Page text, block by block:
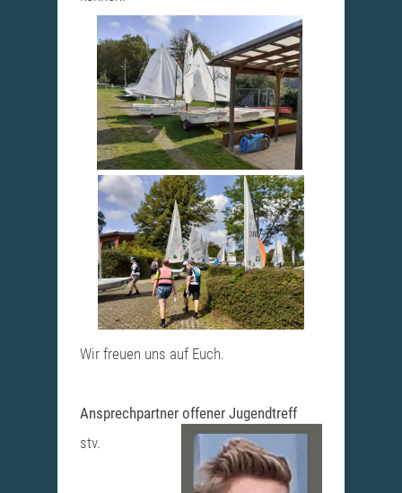
Wir freuen uns auf Euch.
Ansprechpartner offener Jugendtreff
stv.